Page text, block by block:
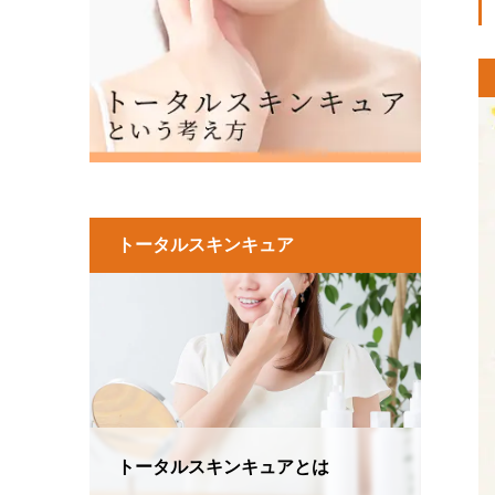
トータルスキンキュア
トータルスキンキュアとは